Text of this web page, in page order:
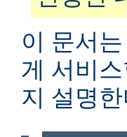
이 문서
게 서비
지 설명